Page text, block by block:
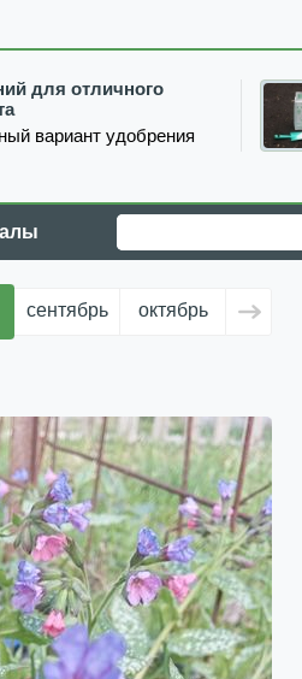
для отличного
вариант удобрения
сентябрь октябрь ноябрь